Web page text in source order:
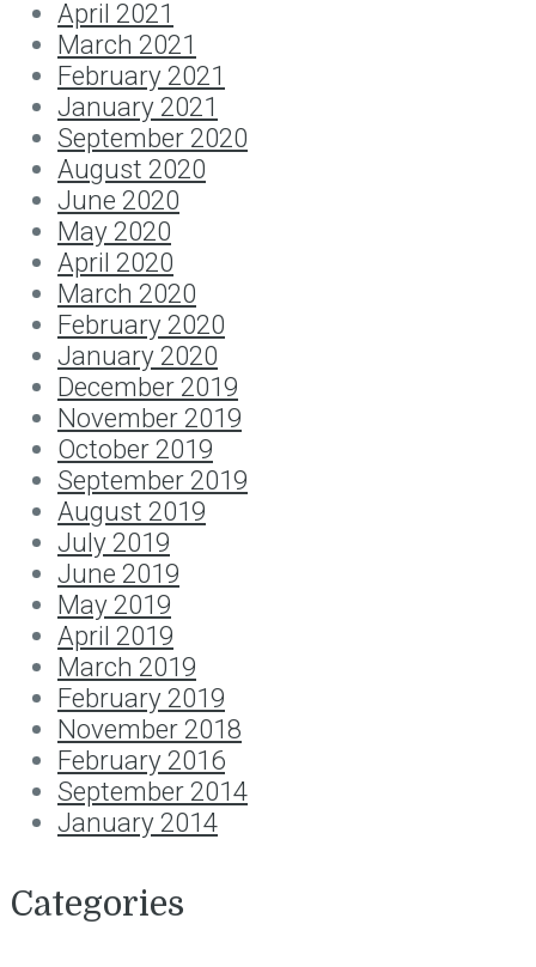
April 2021
March 2021
February 2021
January 2021
September 2020
August 2020
June 2020
May 2020
April 2020
March 2020
February 2020
January 2020
December 2019
November 2019
October 2019
September 2019
August 2019
July 2019
June 2019
May 2019
April 2019
March 2019
February 2019
November 2018
February 2016
September 2014
January 2014
Categories